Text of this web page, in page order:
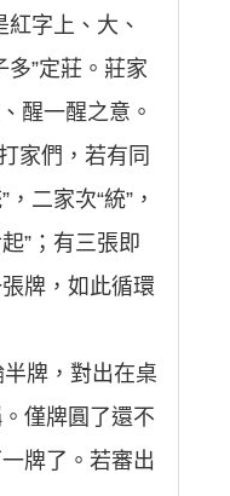
字上、大、
”定莊。莊家
醒一醒之意。
家們，若有同
二家次“統”，
”；有三張即
牌，如此循環
牌，對出在桌
僅牌圓了還不
牌了。若審出